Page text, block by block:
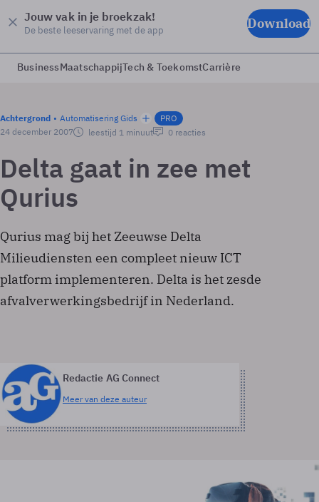
Jouw vak in je broekzak!
De beste leeservaring met de app Download
BusinessMaatschappijTech & ToekomstCarrière
Achtergrond Automatisering Gids
PRO
24 december 2007
leestijd 1 minuut 0 reacties
Delta gaat in zee met
Qurius
Qurius mag bij het Zeeuwse Delta
Milieudiensten een compleet nieuw ICT
platform implementeren. Delta is het zesde
afvalverwerkingsbedrijf in Nederland.
Redactie AG Connect
Meer van deze auteur